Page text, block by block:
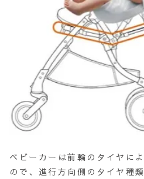
ベビーカーは前輪のタイヤに
ので、進行方向側のタイヤ種